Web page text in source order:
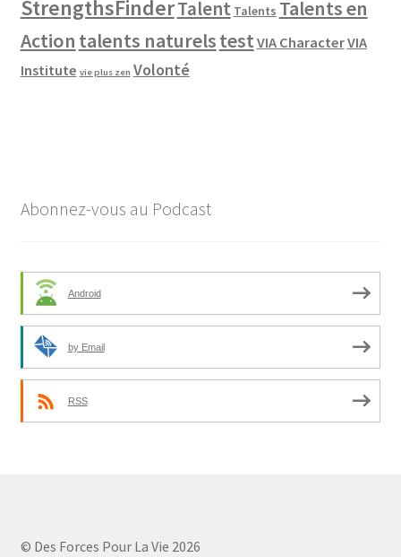
StrengthsFinderTalent Talents Talents en
Action talents naturelstest VIA CharacterVIA
Institute vie plus zen Volonté
Abonnez-vous au Podcast
Android
by Email
RSS
© Des Forces Pour La Vie 2026